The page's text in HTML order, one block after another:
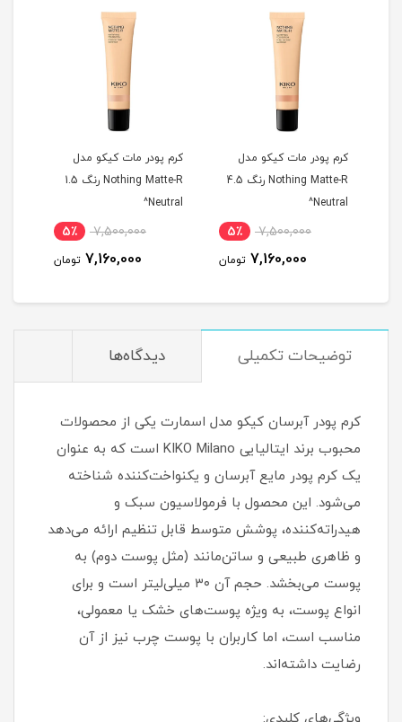
کرم پودر مات کیکو مدل
Nothing Matte-R رنگ 4.5
Neutral^
7,500,000 5٪
7,160,000 تومان
کرم پودر مات کیکو مدل
Nothing Matte-R رنگ 1.5
Neutral^
7,500,000 5٪
7,160,000 تومان
توضیحات تکمیلی دیدگاه‌ها
کرم پودر آبرسان کیکو مدل اسمارت یکی از محصولات
محبوب برند ایتالیایی KIKO Milano است که به عنوان
یک کرم پودر مایع آبرسان و یکنواخت‌کننده شناخته
می‌شود. این محصول با فرمولاسیون سبک و
هیدراته‌کننده، پوشش متوسط قابل تنظیم ارائه می‌دهد
و ظاهری طبیعی و ساتن‌مانند (مثل پوست دوم) به
پوست می‌بخشد. حجم آن ۳۰ میلی‌لیتر است و برای
انواع پوست، به ویژه پوست‌های خشک یا معمولی،
مناسب است، اما کاربران با پوست چرب نیز از آن
رضایت داشته‌اند.